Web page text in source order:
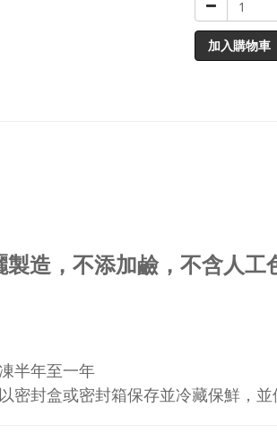
加入購物車
製造， 不添加鹼， 不含人工
半年至一年
密封盒或密封箱保存並冷藏保鮮，並